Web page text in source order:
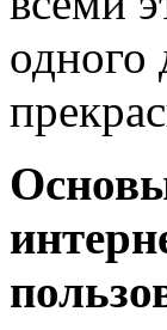
одного